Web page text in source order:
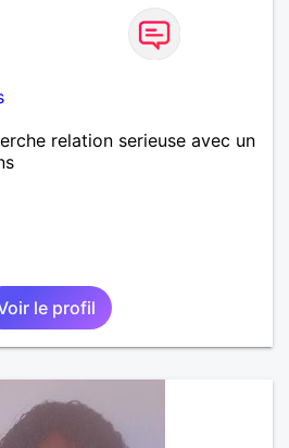
relation serieuse avec un
le profil